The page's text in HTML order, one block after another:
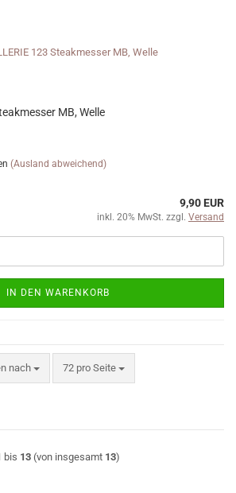
MB, Welle
(Ausland abweichend)
9,90 EUR
inkl. 20% MwSt. zzgl. Versand
IN DEN WARENKORB
nach
nach 72 pro Seite
pro Seite
bis 13 (von insgesamt 13)